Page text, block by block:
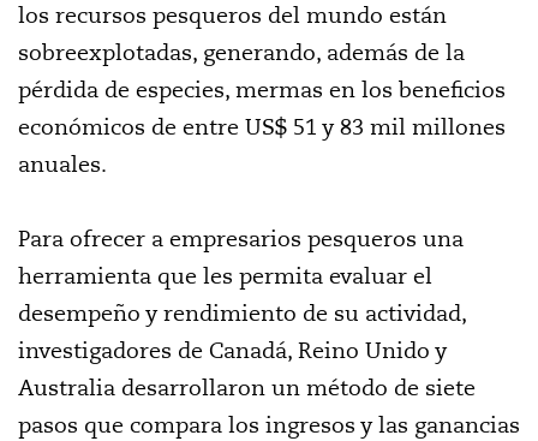
los recursos pesqueros del mundo están
sobreexplotadas, generando, además de la
pérdida de especies, mermas en los beneficios
económicos de entre US$ 51 y 83 mil millones
anuales.
Para ofrecer a empresarios pesqueros una
herramienta que les permita evaluar el
desempeño y rendimiento de su actividad,
investigadores de Canadá, Reino Unido y
Australia desarrollaron un método de siete
pasos que compara los ingresos y las ganancias